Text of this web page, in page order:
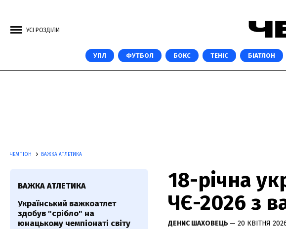
УСІ РОЗДІЛИ
УПЛ ФУТБОЛ БОКС ТЕНІС БІАТЛОН
ЧЕМПІОН ВАЖКА АТЛЕТИКА
18-річна
ЧЄ-2026 з
ДЕНИС ШАХОВЕЦЬ — 20 КВІТНЯ
ВАЖКА АТЛЕТИКА
Український важкоатлет
здобув "срібло" на
юнацькому чемпіонаті світу